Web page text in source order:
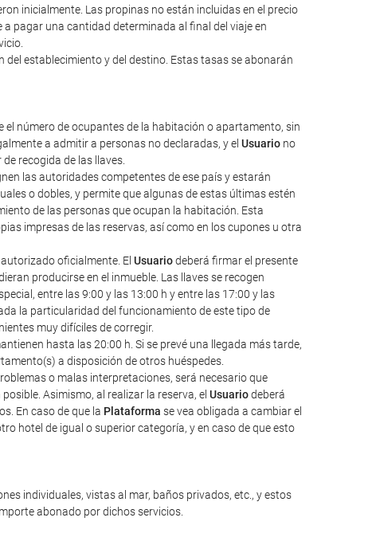
inicialmente. Las propinas no están incluidas en el precio
pagar una cantidad determinada al final del viaje en
establecimiento y del destino. Estas tasas se abonarán
número de ocupantes de la habitación o apartamento, sin
a admitir a personas no declaradas, y el Usuario no
recogida de las llaves.
las autoridades competentes de ese país y estarán
o dobles, y permite que algunas de estas últimas estén
de las personas que ocupan la habitación. Esta
impresas de las reservas, así como en los cupones u otra
oficialmente. El Usuariodeberá firmar el presente
producirse en el inmueble. Las llaves se recogen
entre las 9:00 y las 13:00 h y entre las 17:00 y las
la particularidad del funcionamiento de este tipo de
muy difíciles de corregir.
hasta las 20:00 h. Si se prevé una llegada más tarde,
a disposición de otros huéspedes.
o malas interpretaciones, será necesario que
Asimismo, al realizar la reserva, el Usuariodeberá
En caso de que la Plataforma se vea obligada a cambiar el
hotel de igual o superior categoría, y en caso de que esto
individuales, vistas al mar, baños privados, etc., y estos
abonado por dichos servicios.